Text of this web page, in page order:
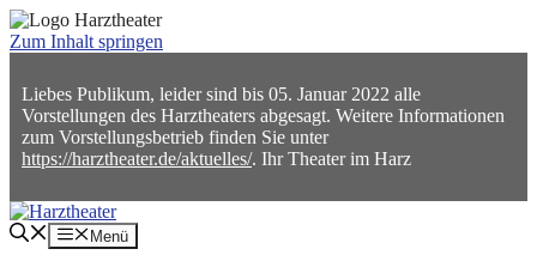
Zum Inhalt springen
Liebes Publikum, leider sind bis 05. Januar 2022 alle
Vorstellungen des Harztheaters abgesagt. Weitere Informationen
zum Vorstellungsbetrieb finden Sie unter
https://harztheater.de/aktuelles/. Ihr Theater im Harz
Menü